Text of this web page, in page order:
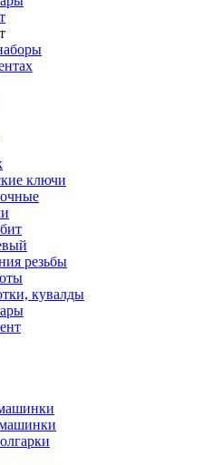
ключи
резьбы
кувалды